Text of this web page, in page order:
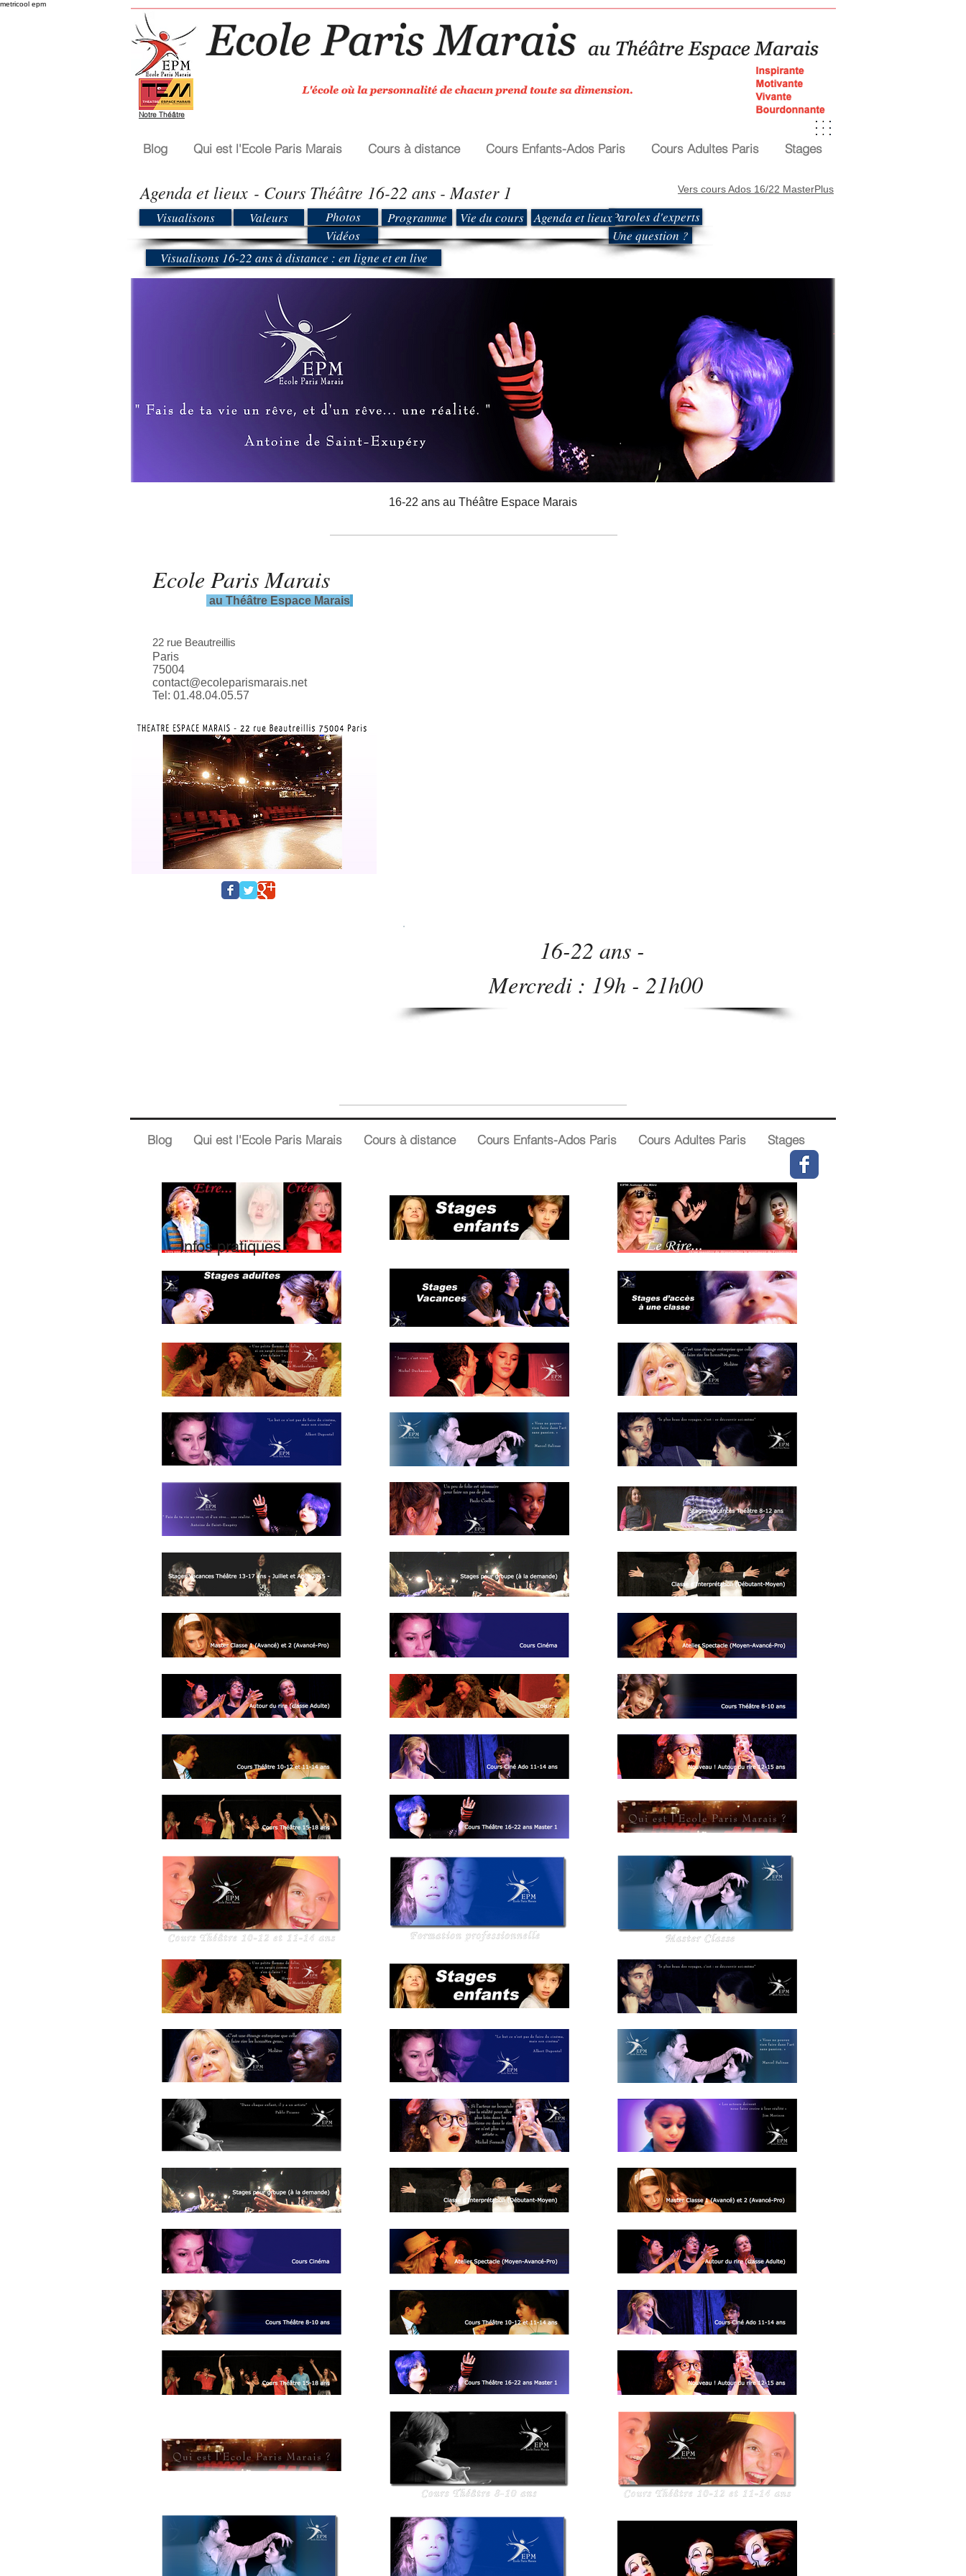
metricool epm
Notre Théâtre
Blog Qui est l'Ecole Paris Marais Cours à distance Cours Enfants-Ados Paris Cours Adultes Paris Stages
Agenda et lieux - Cours Théâtre 16-22 ans - Master 1 Vers cours Ados 16/22 MasterPlus
Visualisons Valeurs
Photos
Vidéos
Programme
Vie du cours
Une question ?
Paroles d'experts
Agenda et lieux
Visualisons 16-22 ans à distance : en ligne et en live
16-22 ans au Théâtre Espace Marais
Ecole Paris Marais
au Théâtre Espace Marais
22 rue Beautreillis
Paris
75004
contact@ecoleparismarais.net
Tel: 01.48.04.05.57
16-22 ans -
Mercredi : 19h - 21h00
Blog Qui est l'Ecole Paris Marais Cours à distance Cours Enfants-Ados Paris Cours Adultes Paris Stages
Infos pratiques :